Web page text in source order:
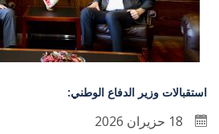
استقبالات وزير الدفاع الوطني: